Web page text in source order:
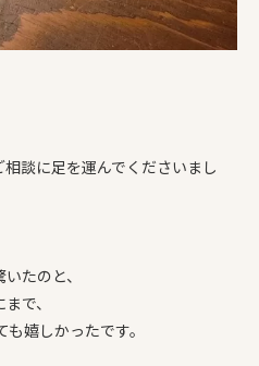
相談に足を運んでくださいまし
たのと、
で、
嬉しかったです。